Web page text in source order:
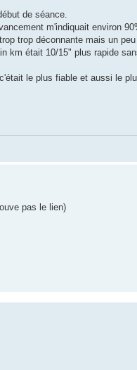
de séance.
m'indiquait environ
trop déconnante mais un
km était 10/15" plus rapide
le plus fiable et aussi le
pas le lien)